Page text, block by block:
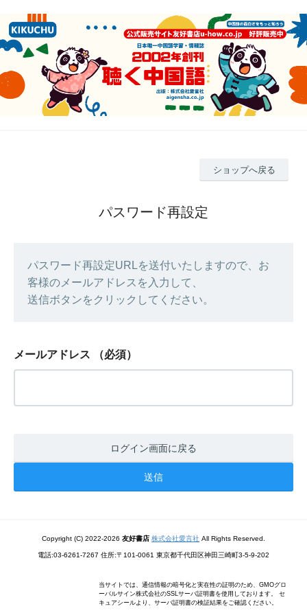
ショップへ戻る
パスワード再設定
パスワード再設定URLを送付いたしますので、お
客様のメールアドレスを入力して、
送信ボタンをクリックしてください。
メールアドレス （必須）
ログイン画面に戻る
Copyright (C) 2022-2026 友好書店 株式会社愛言社 All Rights Reserved.
電話:03-6261-7267 住所:〒101-0061 東京都千代田区神田三崎町3-5-9-202
当サイトでは、通信情報の暗号化と実在性の証明のため、GMOグロ
ーバルサイン株式会社のSSLサーバ証明書を使用しております。 セ
キュアシールより、サーバ証明書の検証結果をご確認ください。